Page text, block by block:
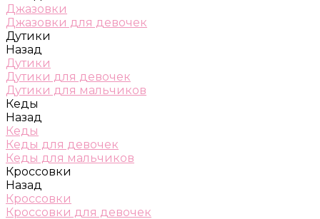
Джазовки
Джазовки для девочек
Дутики
Назад
Дутики
Дутики для девочек
Дутики для мальчиков
Кеды
Назад
Кеды
Кеды для девочек
Кеды для мальчиков
Кроссовки
Назад
Кроссовки
Кроссовки для девочек